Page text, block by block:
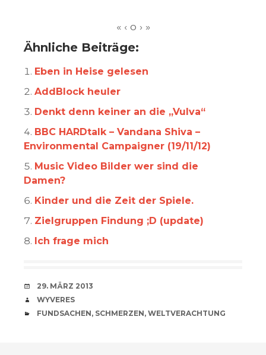
Ähnliche Beiträge:
Eben in Heise gelesen
AddBlock heuler
Denkt denn keiner an die „Vulva“
BBC HARDtalk – Vandana Shiva –
Environmental Campaigner (19/11/12)
Music Video Bilder wer sind die
Damen?
Kinder und die Zeit der Spiele.
Zielgruppen Findung ;D (update)
Ich frage mich
VERABREDUNG
29. MÄRZ 2013
VERFASSER
WYVERES
CATEGORIES
FUNDSACHEN, SCHMERZEN, WELTVERACHTUNG